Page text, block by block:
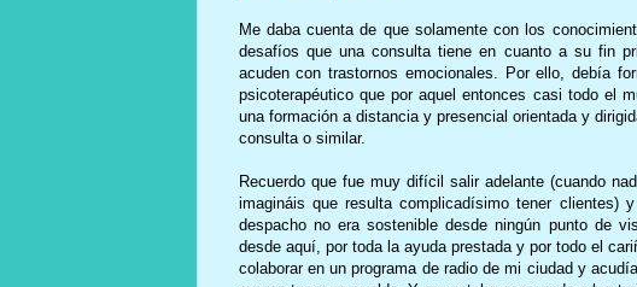
Me daba cuenta de que solamente con los
desafíos que una consulta tiene en cuanto a su fin
acuden con trastornos emocionales. Por ello, debía
psicoterapéutico que por aquel entonces casi todo el
una formación a distancia y presencial orientada y
consulta o similar.
Recuerdo que fue muy difícil salir adelante (cuando
imagináis que resulta complicadísimo tener clientes)
despacho no era sostenible desde ningún punto de
desde aquí, por toda la ayuda prestada y por todo el
colaborar en un programa de radio de mi ciudad y